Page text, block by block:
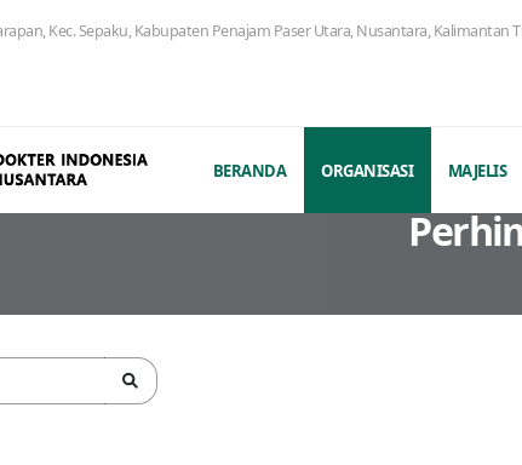
Kec. Sepaku, Kabupaten Penajam Paser Utara, Nusantara, Kalimantan
BERANDA ORGANISASI MAJELIS